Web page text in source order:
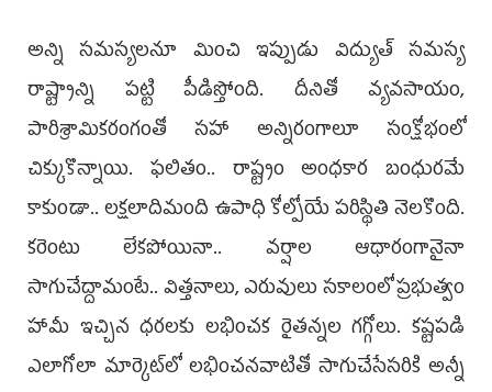
అన్ని సమస్యలనూ మించి ఇప్పుడు విద్యుత్‌ సమస్య
రాష్ట్రాన్ని పట్టి పీడిస్తోంది. దీనితో వ్యవసాయం,
పారిశ్రామికరంగంతో సహా అన్నిరంగాలూ సంక్షోభంలో
చిక్కుకొన్నాయి. ఫలితం.. రాష్ట్రం అంధకార బంధురమే
కాకుండా.. లక్షలాదిమంది ఉపాధి కోల్పోయే పరిస్థితి నెలకొంది.
కరెంటు లేకపోయినా.. వర్షాల ఆధారంగానైనా
సాగుచేద్దామంటే.. విత్తనాలు, ఎరువులు సకాలంలో ప్రభుత్వం
హామీ ఇచ్చిన ధరలకు లభించక రైతన్నల గగ్గోలు. కష్టపడి
ఎలాగోలా మార్కెట్‌లో లభించనవాటితో సాగుచేసేసరికి అన్నీ